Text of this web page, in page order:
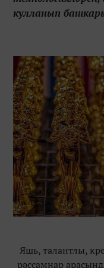
кулланып
Яшь, талантлы,
рәссамнар